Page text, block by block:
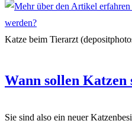
wann
Katzen
Katze beim Tierarzt
Wann sollen
Sie sind also ein neuer